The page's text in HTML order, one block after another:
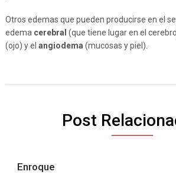
Otros edemas que pueden producirse en el
edema cerebral (que tiene lugar en el
(ojo) y el angiodema (mucosas y piel).
Post
Enroque